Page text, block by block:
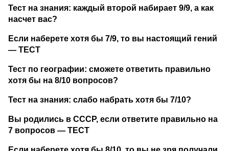
Тест на знания: каждый второй набирает 9/9, а как
насчет вас?
Если наберете хотя бы 7/9, то вы настоящий гений
— ТЕСТ
Тест по географии: сможете ответить правильно
хотя бы на 8/10 вопросов?
Тест на знания: слабо набрать хотя бы 7/10?
Вы родились в СССР, если ответите правильно на
7 вопросов — ТЕСТ